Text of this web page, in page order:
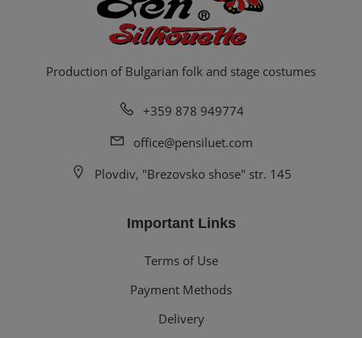
Production of Bulgarian folk and stage costumes
+359 878 949774
office@pensiluet.com
Plovdiv, "Brezovsko shose" str. 145
Important Links
Terms of Use
Payment Methods
Delivery